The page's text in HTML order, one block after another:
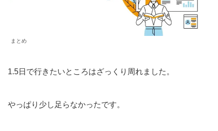
まとめ
1.5日で行きたいところはざっくり周れました。
やっぱり少し足らなかったです。